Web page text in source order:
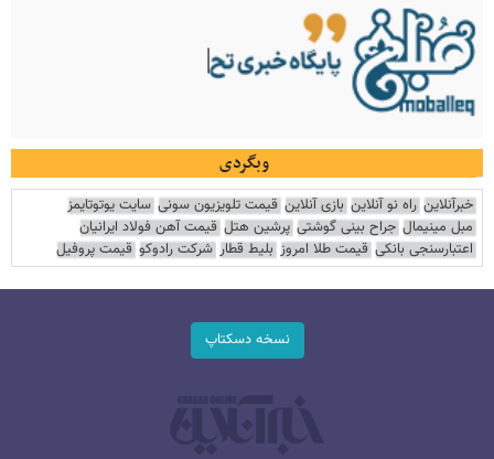
وبگردی
خبرآنلاین راه نو آنلاین بازی آنلاین قیمت تلویزیون سونی سایت یوتوتایمز
مبل مینیمال جراح بینی گوشتی پرشین هتل قیمت آهن فولاد ایرانیان
اعتبارسنجی بانکی قیمت طلا امروز بلیط قطار شرکت رادوکو قیمت پروفیل
نسخه دسکتاپ